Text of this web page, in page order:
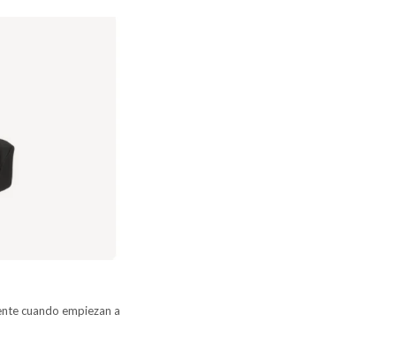
cuando empiezan a